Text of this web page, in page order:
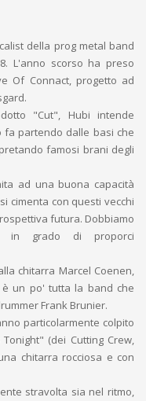
della prog metal band
L'anno scorso ha preso
Of Connact, progetto ad
"Cut", Hubi intende
partendo dalle basi che
famosi brani degli
ad una buona capacità
cimenta con questi vecchi
futura. Dobbiamo
in grado di proporci
chitarra Marcel Coenen,
un po' tutta la band che
Frank Brunier.
particolarmente colpito
(dei Cutting Crew,
chitarra rocciosa e con
stravolta sia nel ritmo,